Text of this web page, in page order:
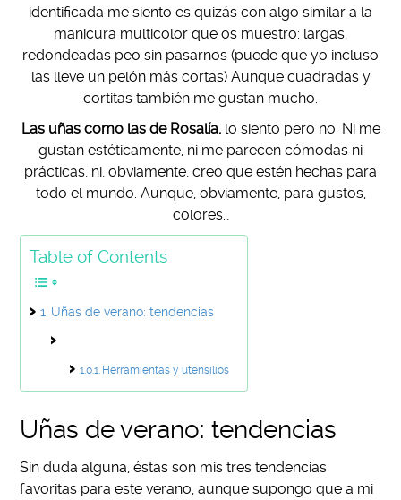
identificada me siento es quizás con algo similar a la
manicura multicolor que os muestro: largas,
redondeadas peo sin pasarnos (puede que yo incluso
las lleve un pelón más cortas) Aunque cuadradas y
cortitas también me gustan mucho.
Las uñas como las de Rosalía,lo siento pero no. Ni me
gustan estéticamente, ni me parecen cómodas ni
prácticas, ni, obviamente, creo que estén hechas para
todo el mundo. Aunque, obviamente, para gustos,
colores…
Table of Contents
Uñas de verano: tendencias
Herramientas y utensilios
Uñas de verano: tendencias
Sin duda alguna, éstas son mis tres tendencias
favoritas para este verano, aunque supongo que a mi